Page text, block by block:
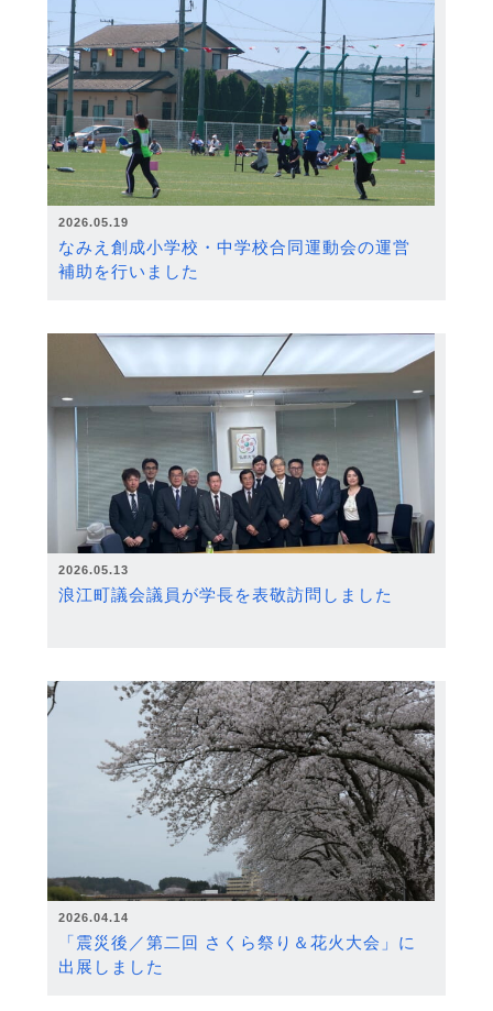
2026.05.19
なみえ創成小学校・中学校合同運動会の運営
補助を行いました
2026.05.13
浪江町議会議員が学長を表敬訪問しました
2026.04.14
「震災後／第二回 さくら祭り＆花火大会」に
出展しました